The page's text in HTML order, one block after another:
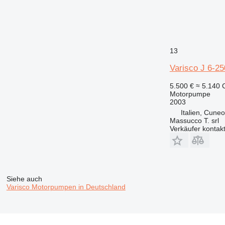
13
Varisco J 6-
5.500 € ≈ 5.140
Motorpumpe
2003
Italien, Cuneo
Massucco T. srl
Verkäufer
Siehe auch
Varisco Motorpumpen in Deutschland